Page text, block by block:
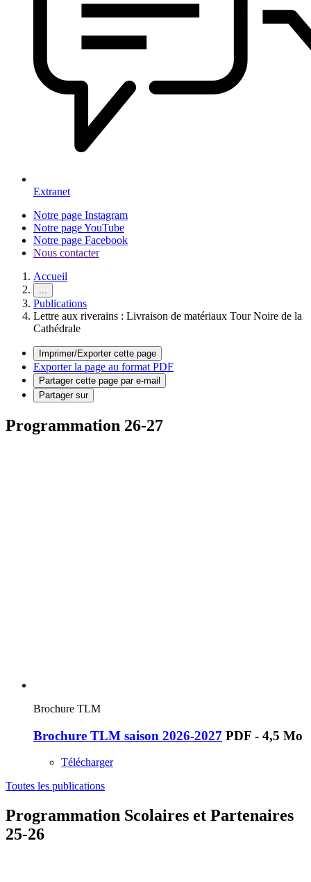
Extranet
Notre page Instagram
Notre page YouTube
Notre page Facebook
Nous contacter
Accueil
...
Publications
Lettre aux riverains : Livraison de matériaux Tour Noire de la
Cathédrale
Imprimer/Exporter cette page
Exporter la page au format PDF
Partager cette page par e-mail
Partager sur
Programmation 26-27
Brochure TLM
Brochure TLM saison 2026-2027 PDF - 4,5 Mo
Télécharger
Toutes les publications
Programmation Scolaires et Partenaires
25-26